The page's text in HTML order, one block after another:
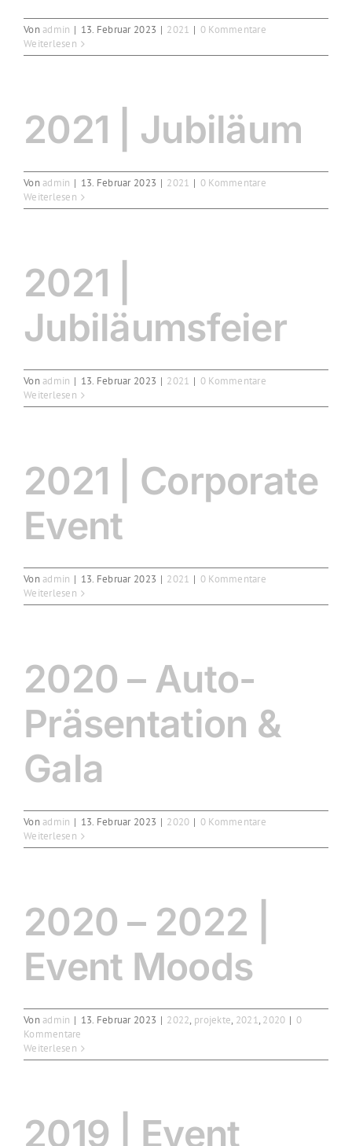
Vonadmin | 13. Februar 2023 | 2021 | 0 Kommentare
Weiterlesen
2021 | Jubiläum
Vonadmin | 13. Februar 2023 | 2021 | 0 Kommentare
Weiterlesen
2021 |
Jubiläumsfeier
Vonadmin | 13. Februar 2023 | 2021 | 0 Kommentare
Weiterlesen
2021 | Corporate
Event
Vonadmin | 13. Februar 2023 | 2021 | 0 Kommentare
Weiterlesen
2020 – Auto-
Präsentation &
Gala
Vonadmin | 13. Februar 2023 | 2020 | 0 Kommentare
Weiterlesen
2020 – 2022 |
Event Moods
Vonadmin | 13. Februar 2023 | 2022, projekte, 2021, 2020 | 0
Kommentare
Weiterlesen
2019 | Event